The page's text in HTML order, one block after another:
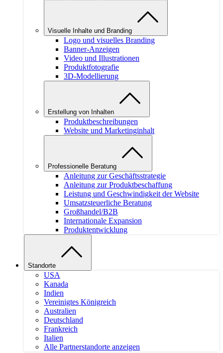
Visuelle Inhalte und Branding
Logo und visuelles Branding
Banner-Anzeigen
Video und Illustrationen
Produktfotografie
3D-Modellierung
Erstellung von Inhalten
Produktbeschreibungen
Website und Marketinginhalt
Professionelle Beratung
Anleitung zur Geschäftsstrategie
Anleitung zur Produktbeschaffung
Leistung und Geschwindigkeit der Website
Umsatzsteuerliche Beratung
Großhandel/B2B
Internationale Expansion
Produktentwicklung
Standorte
USA
Kanada
Indien
Vereinigtes Königreich
Australien
Deutschland
Frankreich
Italien
Alle Partnerstandorte anzeigen